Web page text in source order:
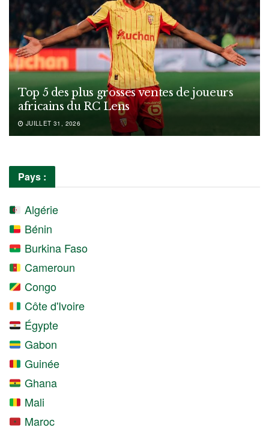
Top 5 des plus grosses ventes de joueurs
africains du RC Lens
JUILLET 31, 2026
Pays :
Algérie
Bénin
Burkina Faso
Cameroun
Congo
Côte d'Ivoire
Égypte
Gabon
Guinée
Ghana
Mali
Maroc